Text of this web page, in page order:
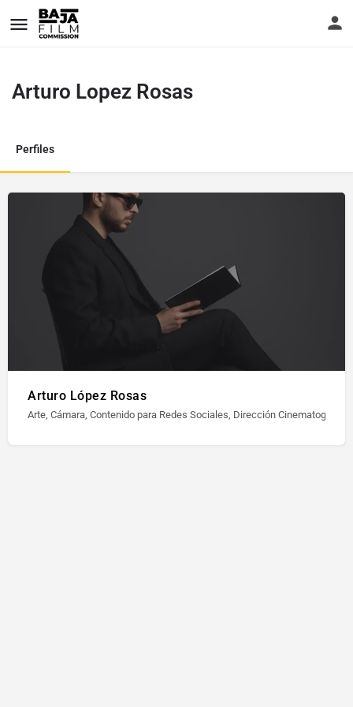
Arturo Lopez Rosas
Perfiles
Arturo López Rosas
Arte, Cámara, Contenido para Redes Sociales, Dirección